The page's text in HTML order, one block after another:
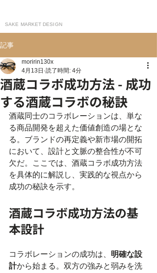
SAKE MARKET DESIGN
記事
酒蔵コラボ成功方法 - 成功
する酒蔵コラボの秘訣
moririn130x
4月13日 読了時間: 4分
酒蔵同士のコラボレーションは、単な
る商品開発を超えた価値創造の場とな
る。ブランドの再定義や新市場の開拓
において、設計と文脈の整合性が不可
欠だ。ここでは、酒蔵コラボ成功方法
を具体的に解説し、実践的な視点から
成功の秘訣を示す。
酒蔵コラボ成功方法の基
本設計
コラボレーションの成功は、 明確な設
計から始まる。双方の強みと弱みを洗